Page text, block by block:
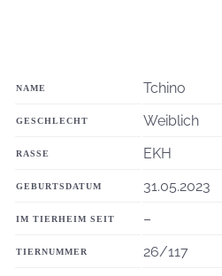
NAME Tchino
GESCHLECHT Weiblich
RASSE EKH
GEBURTSDATUM 31.05.2023
IM TIERHEIM SEIT –
TIERNUMMER 26/117